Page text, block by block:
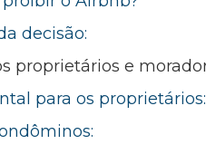
decisão:
proprietários e
para os proprietários: